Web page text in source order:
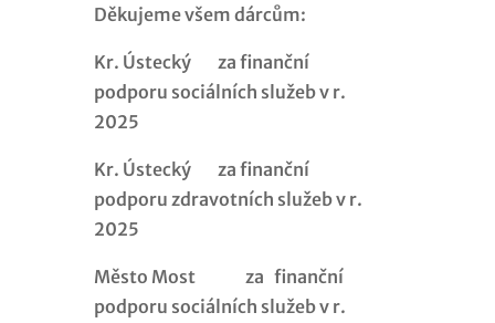
Děkujeme všem dárcům:
Kr. Ústecký za finanční
podporu sociálních služeb v r.
2025
Kr. Ústecký za finanční
podporu zdravotních služeb v r.
2025
Město Most za finanční
podporu sociálních služeb v r.